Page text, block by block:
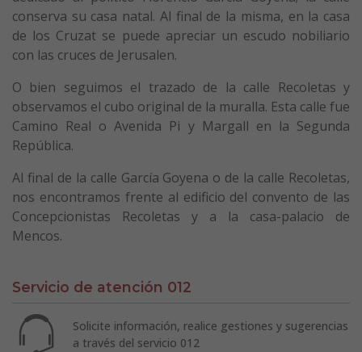
conserva su casa natal. Al final de la misma, en la casa
de los Cruzat se puede apreciar un escudo nobiliario
con las cruces de Jerusalen.
O bien seguimos el trazado de la calle Recoletas y
observamos el cubo original de la muralla. Esta calle fue
Camino Real o Avenida Pi y Margall en la Segunda
República.
Al final de la calle García Goyena o de la calle Recoletas,
nos encontramos frente al edificio del convento de las
Concepcionistas Recoletas y a la casa-palacio de
Mencos.
Servicio de atención 012
Solicite información, realice gestiones y sugerencias
a través del servicio 012